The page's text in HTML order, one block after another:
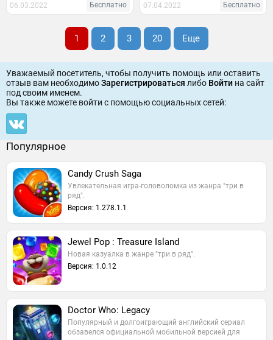
06.03.2022 Бесплатно 07.04.2022 Бесплатно
1 2 3 20 Еще
Уважаемый посетитель, чтобы получить помощь или оставить
отзыв вам необходимоЗарегистрироваться либо Войти на сайт
под своим именем.
Вы также можете войти c помощью социальных сетей:
Популярное
Candy Crush Saga
Увлекательная игра-головоломка из жанра "три в
ряд".
Версия: 1.278.1.1
Jewel Pop : Treasure Island
Новая казуалка в жанре "три в ряд".
Версия: 1.0.12
Doctor Who: Legacy
Популярный и долгоиграющий английский сериал
обзавелся официальной мобильной версией для